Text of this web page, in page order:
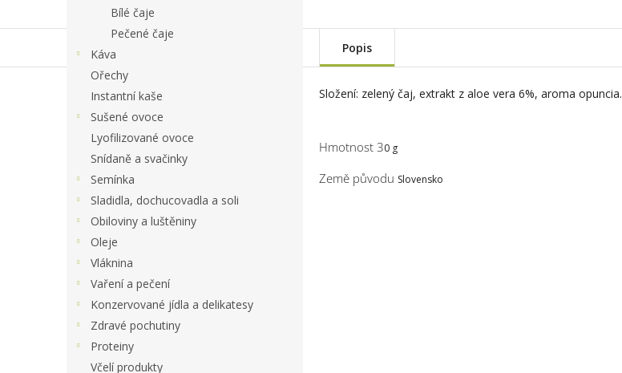
Bílé čaje
Pečené čaje
Káva
Ořechy
Instantní kaše
Sušené ovoce
Lyofilizované ovoce
Snídaně a svačinky
Semínka
Sladidla, dochucovadla a soli
Obiloviny a luštěniny
Oleje
Vláknina
Vaření a pečení
Konzervované jídla a delikatesy
Zdravé pochutiny
Proteiny
Včelí produkty
Popis
Složení: zelený čaj, extrakt z aloe vera 6%, aroma opuncia.
Hmotnost 30 g
Země původu Slovensko